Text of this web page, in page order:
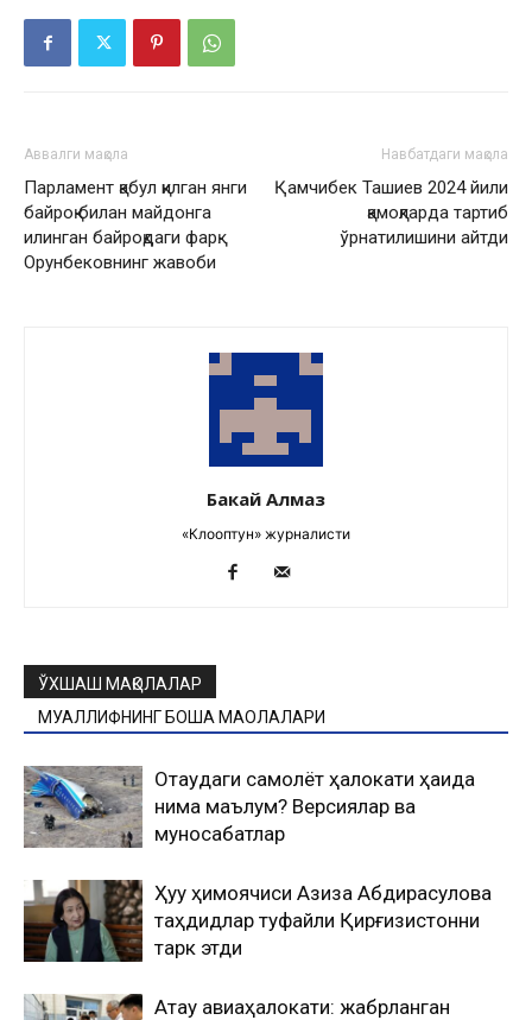
Аввалги мақола
Парламент қабул қилган янги
байроқ билан майдонга
илинган байроқдаги фарқ.
Орунбековнинг жавоби
Навбатдаги мақола
Қамчибек Ташиев 2024 йили
қамоқларда тартиб
ўрнатилишини айтди
Бакай Алмаз
«Клооптун» журналисти
ЎХШАШ МАҚОЛАЛАР
МУАЛЛИФНИНГ БОШҚА МАҚОЛАЛАРИ
Оқтаудаги самолёт ҳалокати ҳақида
нима маълум? Версиялар ва
муносабатлар
Ҳуқуқ ҳимоячиси Азиза Абдирасулова
таҳдидлар туфайли Қирғизистонни
тарк этди
Ақтау авиаҳалокати: жабрланган